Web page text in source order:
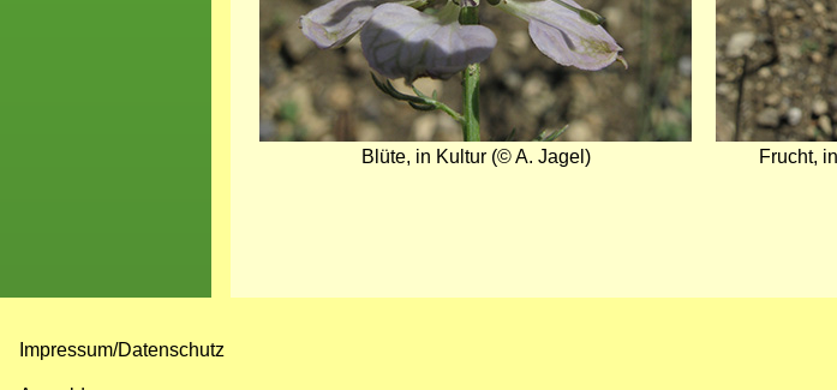
Blüte, in Kultur (© A. Jagel) Frucht,
Impressum/Datenschutz